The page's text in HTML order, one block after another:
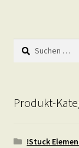
Suchen
nach:
Produkt-
!Stuck